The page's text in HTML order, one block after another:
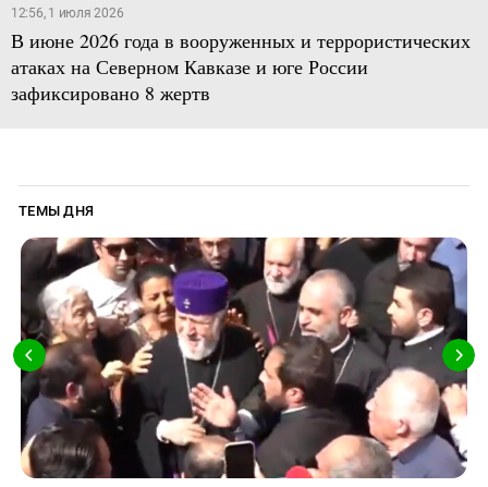
12:56, 1 июля 2026
В июне 2026 года в вооруженных и террористических
атаках на Северном Кавказе и юге России
зафиксировано 8 жертв
ТЕМЫ ДНЯ